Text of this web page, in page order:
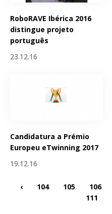
RoboRAVE Ibérica 2016
distingue projeto
português
23.12.16
Candidatura a Prémio
Europeu eTwinning 2017
19.12.16
‹ 104 105 106
111